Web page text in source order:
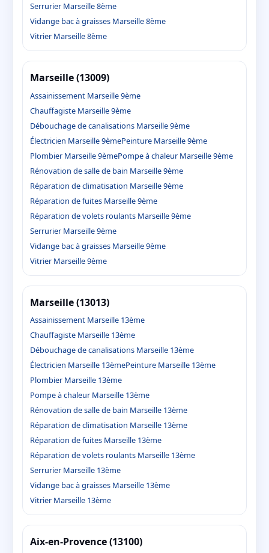
Serrurier Marseille 8ème
Vidange bac à graisses Marseille 8ème
Vitrier Marseille 8ème
Marseille (13009)
Assainissement Marseille 9ème
Chauffagiste Marseille 9ème
Débouchage de canalisations Marseille 9ème
Électricien Marseille 9èmePeinture Marseille 9ème
Plombier Marseille 9èmePompe à chaleur Marseille 9ème
Rénovation de salle de bain Marseille 9ème
Réparation de climatisation Marseille 9ème
Réparation de fuites Marseille 9ème
Réparation de volets roulants Marseille 9ème
Serrurier Marseille 9ème
Vidange bac à graisses Marseille 9ème
Vitrier Marseille 9ème
Marseille (13013)
Assainissement Marseille 13ème
Chauffagiste Marseille 13ème
Débouchage de canalisations Marseille 13ème
Électricien Marseille 13èmePeinture Marseille 13ème
Plombier Marseille 13ème
Pompe à chaleur Marseille 13ème
Rénovation de salle de bain Marseille 13ème
Réparation de climatisation Marseille 13ème
Réparation de fuites Marseille 13ème
Réparation de volets roulants Marseille 13ème
Serrurier Marseille 13ème
Vidange bac à graisses Marseille 13ème
Vitrier Marseille 13ème
Aix-en-Provence (13100)